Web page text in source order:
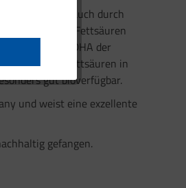
Reinheit als auch durch
der Omega-3-Fettsäuren
und 252 mg DHA der
Omega-3-Fettsäuren in
gut bioverfügbar.
und weist eine exzellente
gefangen.